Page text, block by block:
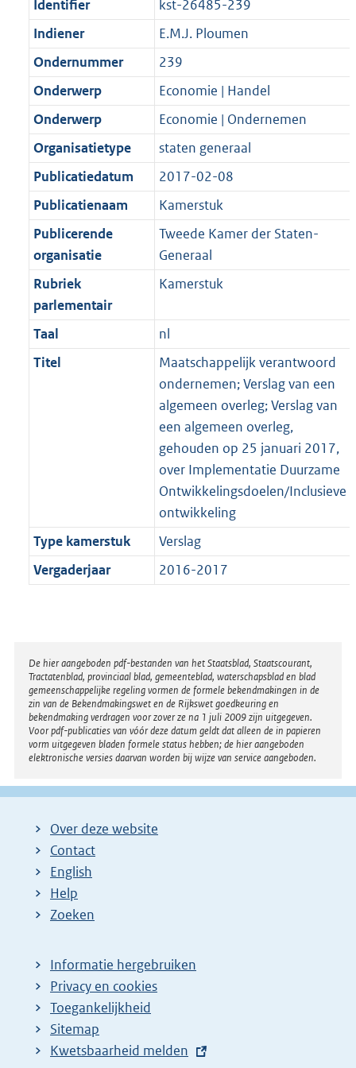
Identifier
kst-26485-239
Indiener
E.M.J. Ploumen
Ondernummer
239
Onderwerp
Economie | Handel
Onderwerp
Economie | Ondernemen
Organisatietype
staten generaal
Publicatiedatum
2017-02-08
Publicatienaam
Kamerstuk
Publicerende
organisatie
Tweede Kamer der Staten-
Generaal
Rubriek
parlementair
Kamerstuk
Taal
nl
Titel
Maatschappelijk verantwoord
ondernemen; Verslag van een
algemeen overleg; Verslag van
een algemeen overleg,
gehouden op 25 januari 2017,
over Implementatie Duurzame
Ontwikkelingsdoelen/Inclusieve
ontwikkeling
Type kamerstuk
Verslag
Vergaderjaar
2016-2017
Disclaimer
De hier aangeboden pdf-bestanden van het Staatsblad, Staatscourant,
Tractatenblad, provinciaal blad, gemeenteblad, waterschapsblad en blad
gemeenschappelijke regeling vormen de formele bekendmakingen in de
zin van de Bekendmakingswet en de Rijkswet goedkeuring en
bekendmaking verdragen voor zover ze na 1 juli 2009 zijn uitgegeven.
Voor pdf-publicaties van vóór deze datum geldt dat alleen de in papieren
vorm uitgegeven bladen formele status hebben; de hier aangeboden
elektronische versies daarvan worden bij wijze van service aangeboden.
Over deze website
Contact
English
Help
Zoeken
Informatie hergebruiken
Privacy en cookies
Toegankelijkheid
Sitemap
E
Kwetsbaarheid melden